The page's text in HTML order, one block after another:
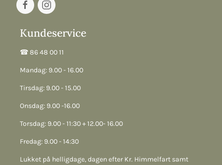
Kundeservice
☎︎ 86 48 00 11
Mandag: 9.00 - 16.00
Tirsdag: 9.00 - 15.00
Onsdag: 9.00 -16.00
Torsdag: 9.00 - 11:30 + 12.00- 16.00
Fredag: 9.00 - 14:30
Lukket på helligdage, dagen efter Kr. Himmelfart samt